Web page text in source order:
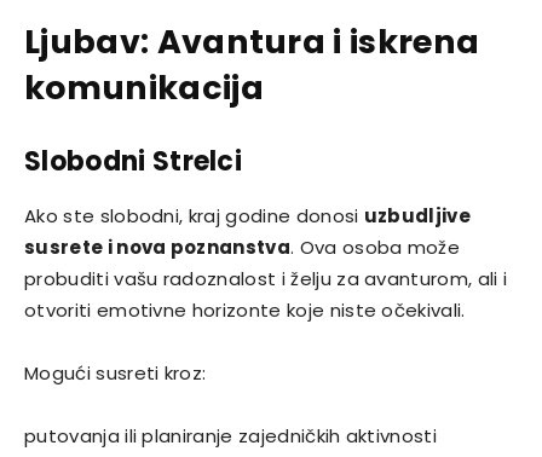
Ljubav: Avantura i iskrena
komunikacija
Slobodni Strelci
Ako ste slobodni, kraj godine donosi uzbudljive
susrete i nova poznanstva. Ova osoba može
probuditi vašu radoznalost i želju za avanturom, ali i
otvoriti emotivne horizonte koje niste očekivali.
Mogući susreti kroz:
putovanja ili planiranje zajedničkih aktivnosti